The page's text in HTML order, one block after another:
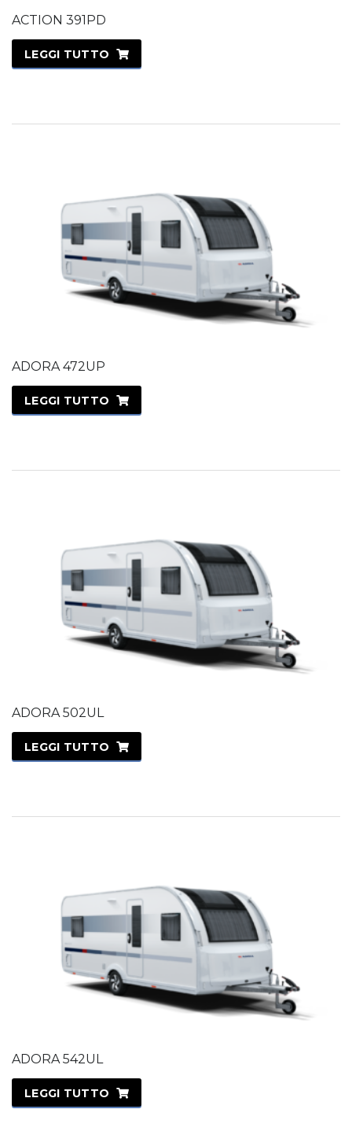
ACTION 391PD
LEGGI TUTTO
ADORA 472UP
LEGGI TUTTO
ADORA 502UL
LEGGI TUTTO
ADORA 542UL
LEGGI TUTTO